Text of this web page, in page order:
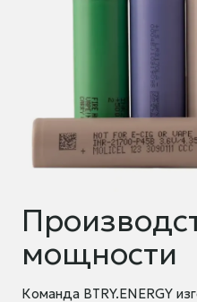
мощности
Команда BTRY.ENERGY